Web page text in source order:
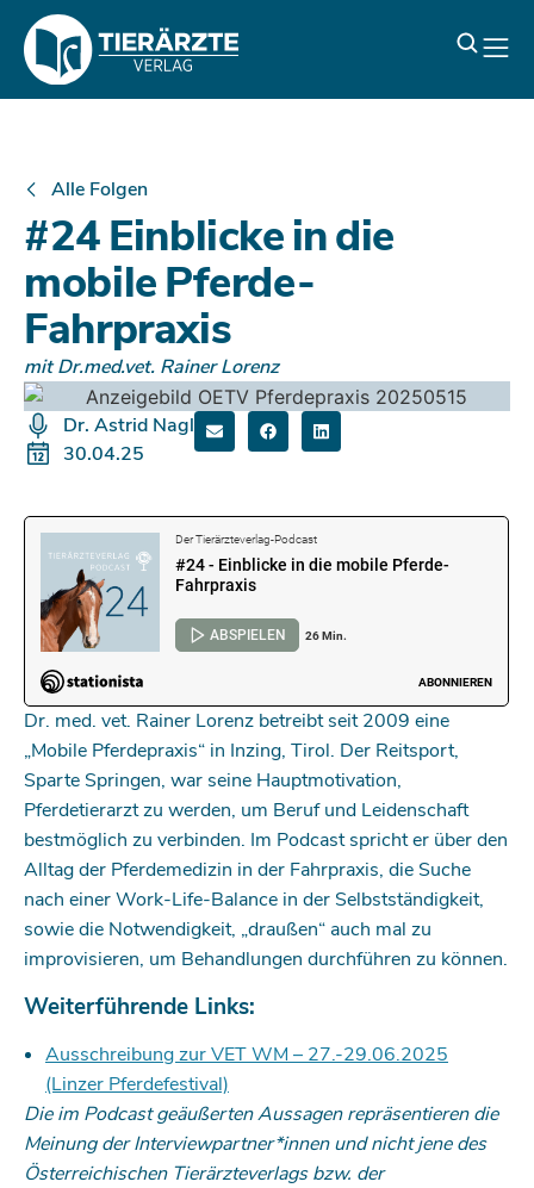
Alle Folgen
#24 Einblicke in die
mobile Pferde-
Fahrpraxis
mit Dr.med.vet. Rainer Lorenz
Dr. Astrid Nagl
30.04.25
Dr. med. vet. Rainer Lorenz betreibt seit 2009 eine
„Mobile Pferdepraxis“ in Inzing, Tirol. Der Reitsport,
Sparte Springen, war seine Hauptmotivation,
Pferdetierarzt zu werden, um Beruf und Leidenschaft
bestmöglich zu verbinden. Im Podcast spricht er über den
Alltag der Pferdemedizin in der Fahrpraxis, die Suche
nach einer Work-Life-Balance in der Selbstständigkeit,
sowie die Notwendigkeit, „draußen“ auch mal zu
improvisieren, um Behandlungen durchführen zu können.
Weiterführende Links:
Ausschreibung zur VET WM – 27.-29.06.2025
(Linzer Pferdefestival)
Die im Podcast geäußerten Aussagen repräsentieren die
Meinung der Interviewpartner*innen und nicht jene des
Österreichischen Tierärzteverlags bzw. der